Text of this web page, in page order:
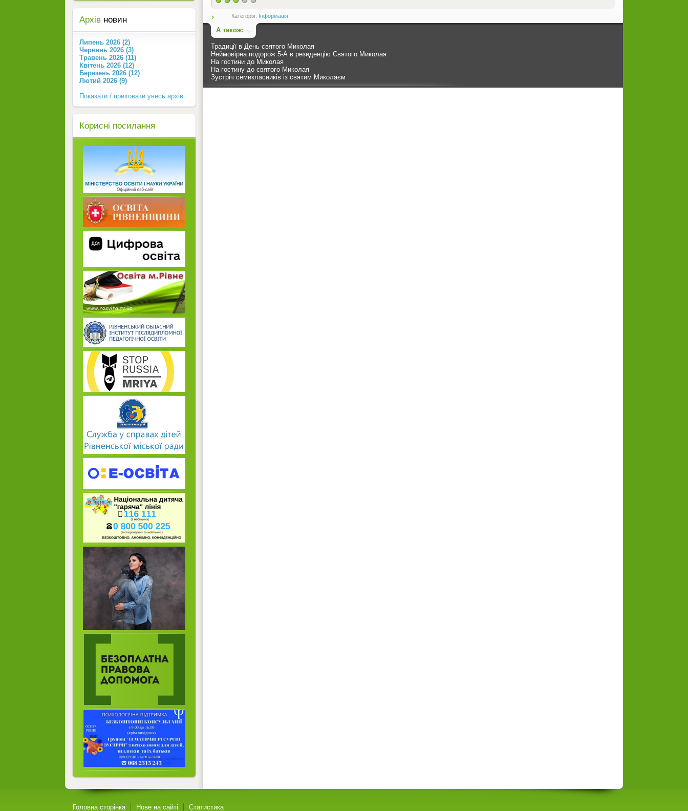
Категорія: Інформація
А також:
Традиції в День святого Миколая
Неймовірна подорож 5-А в резиденцію Святого Миколая
На гостини до Миколая
На гостину до святого Миколая
Зустріч семикласників із святим Миколаєм
Архів новин
Липень 2026 (2)
Червень 2026 (3)
Травень 2026 (11)
Квітень 2026 (12)
Березень 2026 (12)
Лютий 2026 (9)
Показати / приховати увесь архів
Корисні посилання
Головна сторінка Нове на сайті Статистика